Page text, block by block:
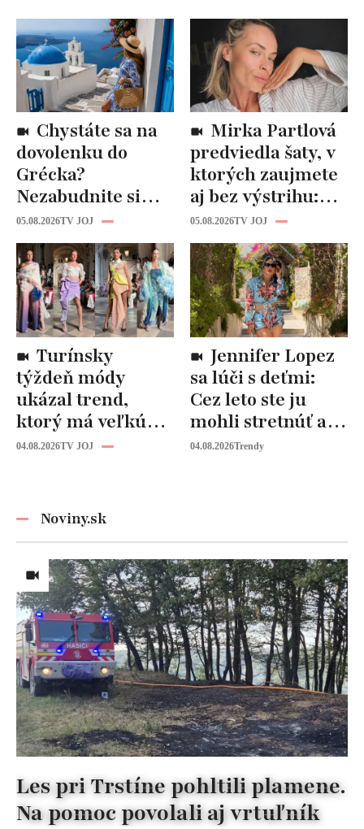
dovolenku do
Grécka?
Nezabudnite si
odtiaľ uloviť tieto
štýlové kúsky
05.08.2026TV JOJ
predviedla šaty, v
ktorých zaujmete
aj bez výstrihu:
Ich čaro je v tomto
detaile
05.08.2026TV JOJ
týždeň módy
ukázal trend,
ktorý má veľkú
budúcnosť: Počuli
04.08.2026TV JOJ
sa lúči s deťmi:
Cez leto ste ju
mohli stretnúť aj
vy!
04.08.2026Trendy
Noviny.sk
Les pri Trstíne pohltili plamene.
Na pomoc povolali aj vrtuľník